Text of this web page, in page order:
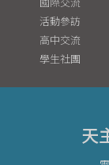
活動參訪
高中交流
學生社團
天